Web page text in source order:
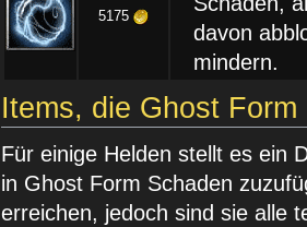
5175
davon
mindern.
Items, die Ghost Form
Für einige Helden stellt es ein
in Ghost Form Schaden
erreichen, jedoch sind sie alle